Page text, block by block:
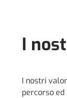
I
I nostri
percorso